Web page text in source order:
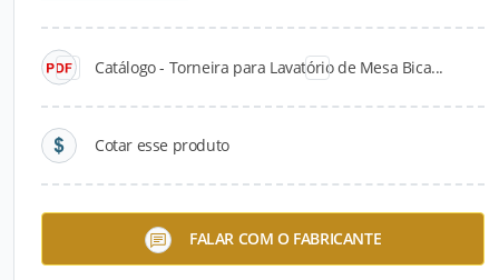
Catálogo - Torneira para Lavatório de Mesa Bica...
Cotar esse produto
FALAR COM O FABRICANTE
Misturador para Lavatório
de Mesa com Prolongador
para Bidê Standard